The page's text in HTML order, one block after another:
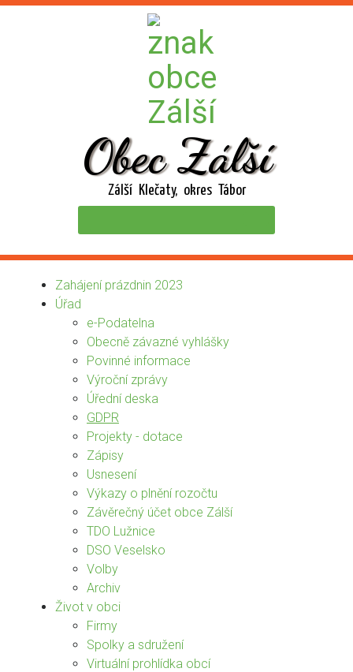
Obec Zálší
Zálší Klečaty, okres Tábor
Zahájení prázdnin 2023
Úřad
e-Podatelna
Obecně závazné vyhlášky
Povinné informace
Výroční zprávy
Úřední deska
GDPR
Projekty - dotace
Zápisy
Usnesení
Výkazy o plnění rozočtu
Závěrečný účet obce Zálší
TDO Lužnice
DSO Veselsko
Volby
Archiv
Život v obci
Firmy
Spolky a sdružení
Virtuální prohlídka obcí